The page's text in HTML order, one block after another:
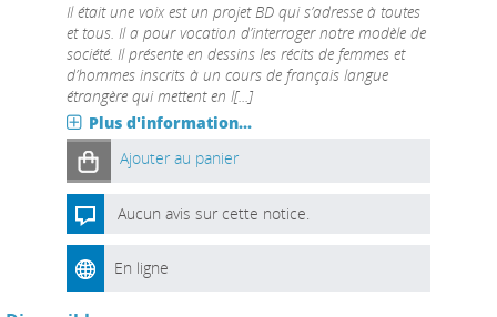
Il était une voix est un projet BD qui s’adresse à toutes
et tous. Il a pour vocation d’interroger notre modèle de
société. Il présente en dessins les récits de femmes et
d’hommes inscrits à un cours de français langue
étrangère qui mettent en l[...]
Plus d'information...
Ajouter au panier
Aucun avis sur cette notice.
En ligne